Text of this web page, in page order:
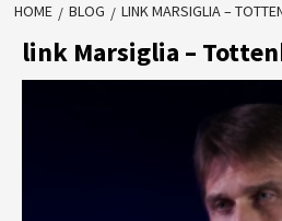
HOME BLOG LINK MARSIGLIA –
link Marsiglia –